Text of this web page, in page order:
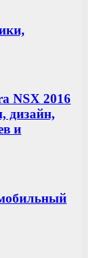
NSX 2016
дизайн,
и